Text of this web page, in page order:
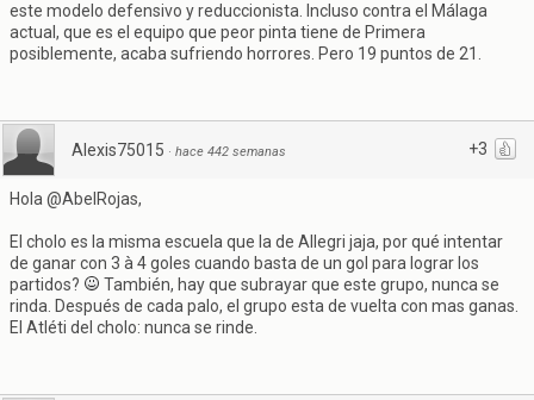
este modelo defensivo y reduccionista. Incluso contra el Málaga
actual, que es el equipo que peor pinta tiene de Primera
posiblemente, acaba sufriendo horrores. Pero 19 puntos de 21.
+3
Alexis75015 · hace 442 semanas
Hola @AbelRojas,
El cholo es la misma escuela que la de Allegri jaja, por qué intentar
de ganar con 3 à 4 goles cuando basta de un gol para lograr los
partidos?
También, hay que subrayar que este grupo, nunca se
rinda. Después de cada palo, el grupo esta de vuelta con mas ganas.
El Atléti del cholo: nunca se rinde.